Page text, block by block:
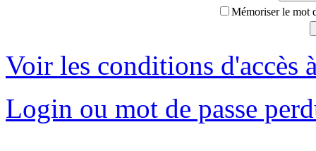
Mémoriser le mot
Voir les conditions d'accès
Login ou mot de passe